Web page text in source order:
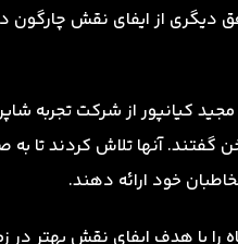
دیگری از ایفای نقش چارگون
مجید کیانپور از شرکت تجربه
آنها تلاش کردند تا به
خود ارائه دهند.
را با هدف ایفای نقش بهتر